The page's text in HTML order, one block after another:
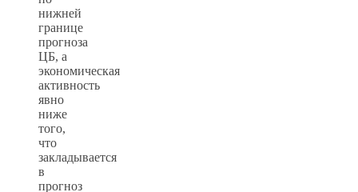
нижней
границе
прогноза
ЦБ, а
экономическая
активность
явно
ниже
того,
что
закладывается
в
прогноз